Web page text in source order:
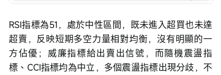
RSI指標為51，處於中性區間，既未進入超買也未達
超賣，反映短期多空力量相對均衡，沒有明顯的一
方佔優；威廉指標給出賣出信號，而隨機震盪指
標、CCI指標均為中立，多個震盪指標出現分歧，不